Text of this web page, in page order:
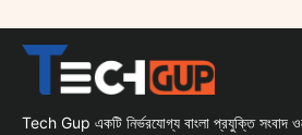
Tech Gup একটি নির্ভরযোগ্য বাংলা প্রযুক্তি সংবাদ